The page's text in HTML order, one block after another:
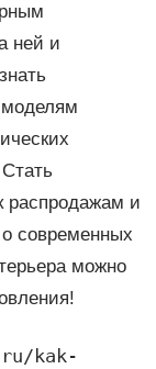
ней и
распродажам и
современных
можно
kak-